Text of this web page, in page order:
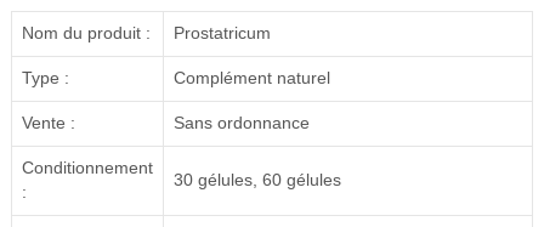
Nom du produit : Prostatricum
Type : Complément naturel
Vente : Sans ordonnance
Conditionnement
:
30 gélules, 60 gélules